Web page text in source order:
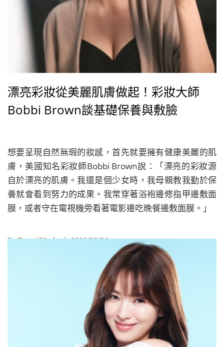
漂亮彩妝從美麗肌膚做起！彩妝大師
Bobbi Brown談基礎保養與敷臉
想要呈現自然無瑕的妝感，首先就要擁有健康美麗的肌
膚，美國知名彩妝師Bobbi Brown說：「漂亮的彩妝源
自於漂亮的肌膚。我還是個少女時，我母親教我勤於保
養就會看到努力的成果。我常穿著浴袍邊修指甲邊敷面
膜，或者守在電視機旁看著電影邊吃晚餐邊敷面膜。」
ByBeautiMode| 2016/02/04